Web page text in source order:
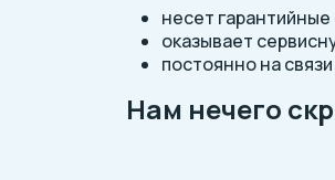
несет
оказывает
постоянно на
Нам нечего